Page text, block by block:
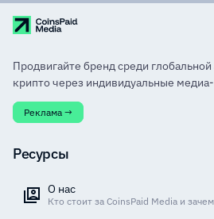
Продвигайте бренд среди
крипто через индивидуальные
Реклама →
Ресурсы
О нас
Кто стоит за CoinsPaid Media и